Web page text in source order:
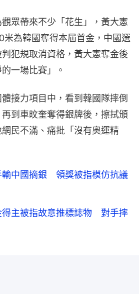
眾帶來不少「花生」，黃大憲
米為韓國奪得本屆首金，中國選
犯規取消資格，黃大憲奪金後
一場比賽」。
接力項目中，看到韓國隊摔倒
到車旼奎奪得銀牌後，擦拭頒
民不滿、痛批「沒有奧運精
輸中國摘銀 領獎被指模仿抗議
得主被指故意推標誌物 對手摔